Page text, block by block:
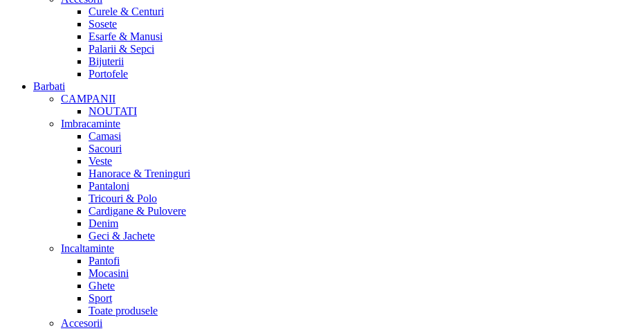
Curele & Centuri
Sosete
Esarfe & Manusi
Palarii & Sepci
Bijuterii
Portofele
Barbati
CAMPANII
NOUTATI
Imbracaminte
Camasi
Sacouri
Veste
Hanorace & Treninguri
Pantaloni
Tricouri & Polo
Cardigane & Pulovere
Denim
Geci & Jachete
Incaltaminte
Pantofi
Mocasini
Ghete
Sport
Toate produsele
Accesorii